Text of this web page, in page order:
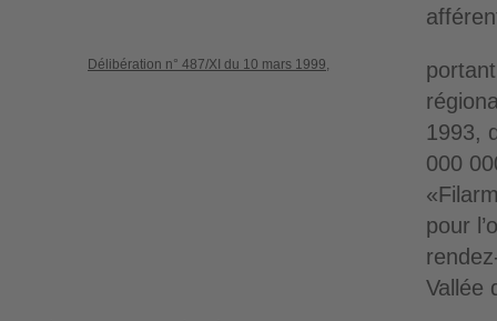
Délibération n° 487/XI du 10 mars 1999,
1993,
000
pour
Vallée